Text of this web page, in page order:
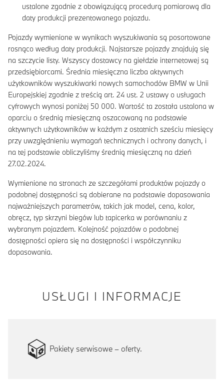
ustalone zgodnie z obowiązującą procedurą pomiarową dla
daty produkcji prezentowanego pojazdu.
Pojazdy wymienione w wynikach wyszukiwania są posortowane
rosnąco według daty produkcji. Najstarsze pojazdy znajdują się
na szczycie listy. Wszyscy dostawcy na giełdzie internetowej są
przedsiębiorcami. Średnia miesięczna liczba aktywnych
użytkowników wyszukiwarki nowych samochodów BMW w Unii
Europejskiej zgodnie z treścią art. 24 ust. 2 ustawy o usługach
cyfrowych wynosi poniżej 50 000. Wartość ta została ustalona w
oparciu o średnią miesięczną oszacowaną na podstawie
aktywnych użytkowników w każdym z ostatnich sześciu miesięcy
przy uwzględnieniu wymagań technicznych i ochrony danych, i
na tej podstawie obliczyliśmy średnią miesięczną na dzień
27.02.2024.
Wymienione na stronach ze szczegółami produktów pojazdy o
podobnej dostępności są dobierane na podstawie dopasowania
najważniejszych parametrów, takich jak model, cena, kolor,
obręcz, typ skrzyni biegów lub tapicerka w porównaniu z
wybranym pojazdem. Kolejność pojazdów o podobnej
dostępności opiera się na dostępności i współczynniku
dopasowania.
USŁUGI I INFORMACJE
Pakiety serwisowe – oferty.